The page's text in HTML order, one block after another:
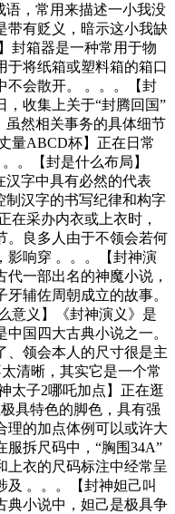
语，常用来描述一小我没
带有贬义，暗示这小我缺
封箱器是一种常用于物
于将纸箱或塑料箱的箱口
不会散开。 。。。【封
，收集上关于“封腾回国”
虽然相关事务的具体细节
量ABCD杯】正在日常
。【封是什么布局】
汉字中具有必然的代表
制汉字的书写纪律和构字
在采办内衣或上衣时，
。良多人由于不领会若何
影响穿 。。。【封神演
一部出名的神魔小说，
辅佐周朝成立的故事。
意义】《封神演义》是
国四大古典小说之一。
、领会本人的尺寸很是主
清晰，其实它是一个常
太子2哪吒加点】正在逛
具特色的脚色，具有强
理的加点体例可以或许大
服拆尺码中，“胸围34A”
上衣的尺码标注中经常呈
及 。。。【封神妲己叫
典小说中，妲己是极具争